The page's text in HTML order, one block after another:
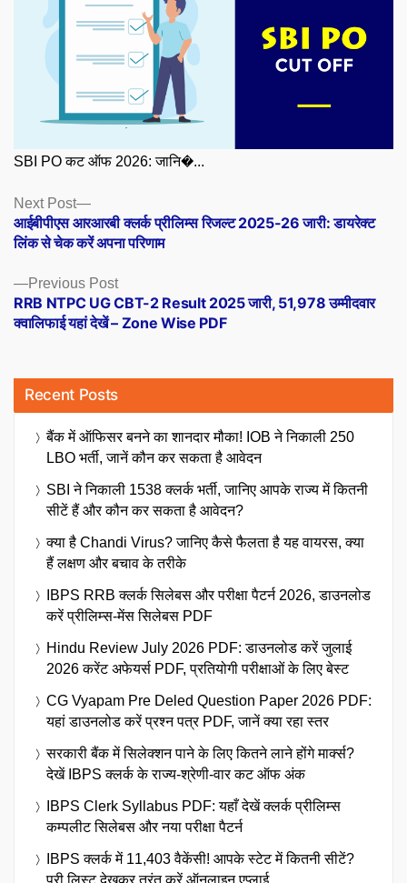
SBI PO कट ऑफ 2026: जानि�...
Posts
navigation
Previous PostPrevious
post:
RRB NTPC UG CBT-2 Result 2025 जारी, 51,978 उम्मीदवार
क्वालिफाई यहां देखें – Zone Wise PDF
Next Post
Next
post:
आईबीपीएस आरआरबी क्लर्क प्रीलिम्स रिजल्ट 2025-26 जारी: डायरेक्ट
लिंक से चेक करें अपना परिणाम
Recent Posts
बैंक में ऑफिसर बनने का शानदार मौका! IOB ने निकाली 250
LBO भर्ती, जानें कौन कर सकता है आवेदन
SBI ने निकाली 1538 क्लर्क भर्ती, जानिए आपके राज्य में कितनी
सीटें हैं और कौन कर सकता है आवेदन?
क्या है Chandi Virus? जानिए कैसे फैलता है यह वायरस, क्या
हैं लक्षण और बचाव के तरीके
IBPS RRB क्लर्क सिलेबस और परीक्षा पैटर्न 2026, डाउनलोड
करें प्रीलिम्स-मेंस सिलेबस PDF
Hindu Review July 2026 PDF: डाउनलोड करें जुलाई
2026 करेंट अफेयर्स PDF, प्रतियोगी परीक्षाओं के लिए बेस्ट
CG Vyapam Pre Deled Question Paper 2026 PDF:
यहां डाउनलोड करें प्रश्न पत्र PDF, जानें क्या रहा स्तर
सरकारी बैंक में सिलेक्शन पाने के लिए कितने लाने होंगे मार्क्स?
देखें IBPS क्लर्क के राज्य-श्रेणी-वार कट ऑफ अंक
IBPS Clerk Syllabus PDF: यहाँ देखें क्लर्क प्रीलिम्स
कम्पलीट सिलेबस और नया परीक्षा पैटर्न
IBPS क्लर्क में 11,403 वैकेंसी! आपके स्टेट में कितनी सीटें?